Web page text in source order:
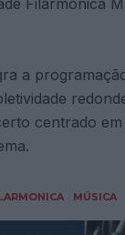
a
centrado em
MÚSICA